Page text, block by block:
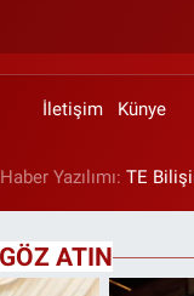
İletişim Künye
Haber Yazılımı: TE